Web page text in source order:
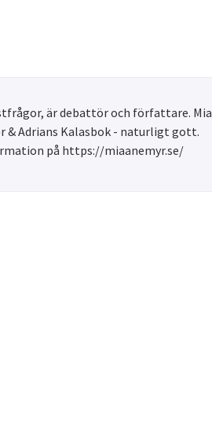
är debattör och författare. Mia
& Adrians Kalasbok - naturligt gott.
på https://miaanemyr.se/